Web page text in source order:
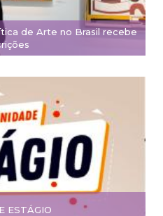
de Arte no Brasil recebe
ESTÁGIO